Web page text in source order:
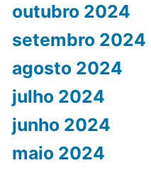
outubro 2024
setembro 2024
agosto 2024
julho 2024
junho 2024
maio 2024